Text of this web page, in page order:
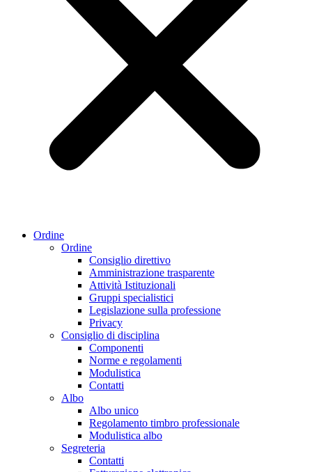
Ordine
Ordine
Consiglio direttivo
Amministrazione trasparente
Attività Istituzionali
Gruppi specialistici
Legislazione sulla professione
Privacy
Consiglio di disciplina
Componenti
Norme e regolamenti
Modulistica
Contatti
Albo
Albo unico
Regolamento timbro professionale
Modulistica albo
Segreteria
Contatti